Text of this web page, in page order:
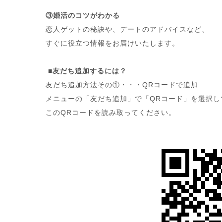
③婚活のコツがわかる
恋人ゲットの秘訣や、デートのアドバイスなど、
すぐに役立つ情報をお届けいたします。
■友だち追加するには？
友だち追加方法その①・・・QRコードで追加
メニューの「友だち追加」で「QRコード」を選択し
このQRコードを読み取ってください。